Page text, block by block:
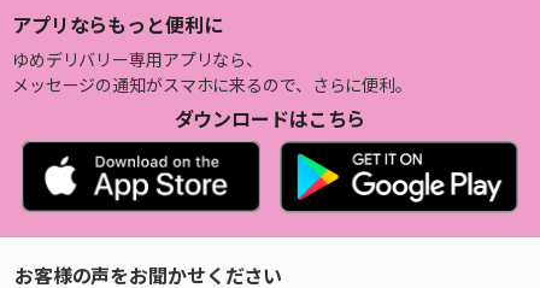
アプリならもっと便利に
ゆめデリバリー専用アプリなら、
メッセージの通知がスマホに来るので、さらに便利。
ダウンロードはこちら
お客様の声をお聞かせください